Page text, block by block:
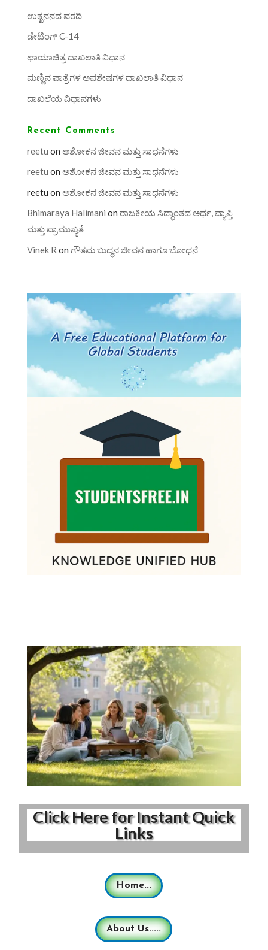
ಉತ್ಖನನದ ವರದಿ
ಡೇಟಿಂಗ್ C-14
ಛಾಯಾಚಿತ್ರ ದಾಖಲಾತಿ ವಿಧಾನ
ಮಣ್ಣಿನ ಪಾತ್ರೆಗಳ ಅವಶೇಷಗಳ ದಾಖಲಾತಿ ವಿಧಾನ
ದಾಖಲೆಯ ವಿಧಾನಗಳು
Recent Comments
reetu on ಅಶೋಕನ ಜೀವನ ಮತ್ತು ಸಾಧನೆಗಳು
reetu on ಅಶೋಕನ ಜೀವನ ಮತ್ತು ಸಾಧನೆಗಳು
reetu on ಅಶೋಕನ ಜೀವನ ಮತ್ತು ಸಾಧನೆಗಳು
Bhimaraya Halimani on ರಾಜಕೀಯ ಸಿದ್ಧಾಂತದ ಅರ್ಥ, ವ್ಯಾಪ್ತಿ
ಮತ್ತು ಪ್ರಾಮುಖ್ಯತೆ
Vinek R on ಗೌತಮ ಬುದ್ಧನ ಜೀವನ ಹಾಗೂ ಬೋಧನೆ
Click Here for Instant Quick
Links
Home...
About Us.....